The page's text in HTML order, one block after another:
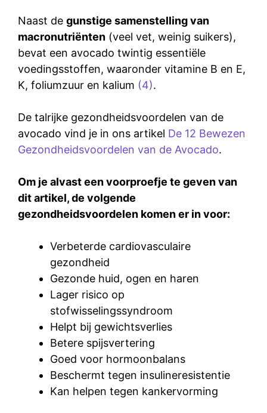
Naast de gunstige samenstelling van
macronutriënten (veel vet, weinig suikers),
bevat een avocado twintig essentiële
voedingsstoffen, waaronder vitamine B en E,
K, foliumzuur en kalium (4).
De talrijke gezondheidsvoordelen van de
avocado vind je in ons artikel De 12 Bewezen
Gezondheidsvoordelen van de Avocado.
Om je alvast een voorproefje te geven van
dit artikel, de volgende
gezondheidsvoordelen komen er in voor:
Verbeterde cardiovasculaire
gezondheid
Gezonde huid, ogen en haren
Lager risico op
stofwisselingssyndroom
Helpt bij gewichtsverlies
Betere spijsvertering
Goed voor hormoonbalans
Beschermt tegen insulineresistentie
Kan helpen tegen kankervorming